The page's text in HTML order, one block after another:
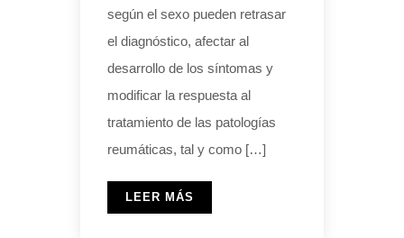
según el sexo pueden retrasar
el diagnóstico, afectar al
desarrollo de los síntomas y
modificar la respuesta al
tratamiento de las patologías
reumáticas, tal y como […]
LEER MÁS